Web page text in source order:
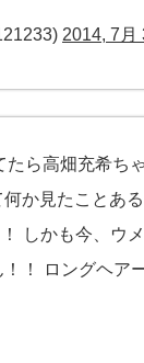
2014, 7月
たら高畑充希ち
か見たことあ
しかも今、ウ
！ ロングヘア